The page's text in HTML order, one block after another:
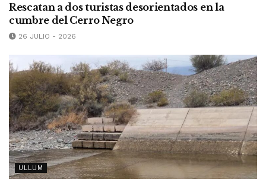
Rescatan a dos turistas desorientados en la
cumbre del Cerro Negro
26 JULIO - 2026
ULLUM